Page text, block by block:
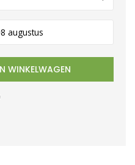
augustus
WINKELWAGEN